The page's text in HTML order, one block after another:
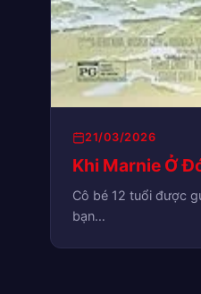
21/03/2026
Khi Marnie Ở
Cô bé 12 tuổi được
bạn…